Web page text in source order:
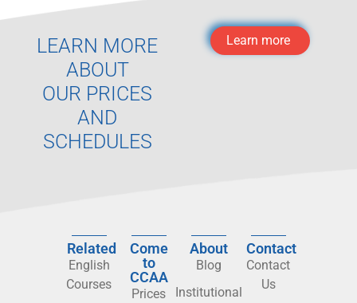
LEARN MORE
ABOUT
OUR PRICES
AND
SCHEDULES
Learn more
Related
English
Courses
Come
to
CCAA
Prices
About
Blog
Institutional
Contact
Contact
Us